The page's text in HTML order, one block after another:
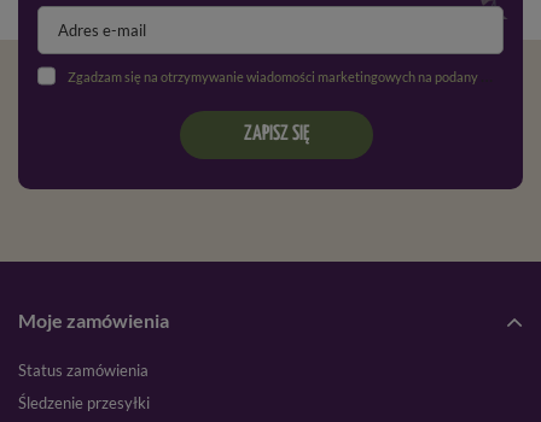
Zgadzam się na otrzymywanie wiadomości marketingowych na podany adres e-mail oraz przetwarzanie danych osobowych zgodnie z
ZAPISZ SIĘ
Moje zamówienia
Status zamówienia
Śledzenie przesyłki